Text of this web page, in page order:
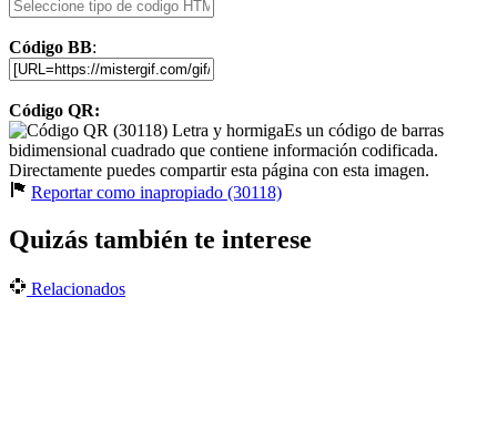
Código BB:
Código QR:
Es un código de barras
bidimensional cuadrado que contiene información codificada.
Directamente puedes compartir esta página con esta imagen.
Reportar como inapropiado (30118)
Quizás también te interese
Relacionados